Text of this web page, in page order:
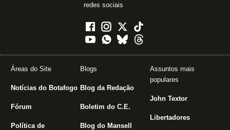
redes sociais
Áreas do Site
Notícias do Botafogo
Fórum
Política de
Blogs
Blog da Redação
Boletim do C.E.
Blog do Mansell
Assuntos mais
populares
John Textor
Libertadores